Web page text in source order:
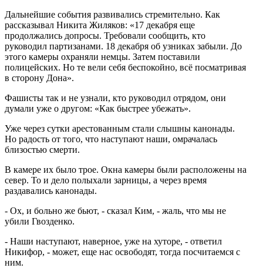
Дальнейшие события развивались стремительно. Как
рассказывал Никита Жиляков: «17 декабря еще
продолжались допросы. Требовали сообщить, кто
руководил партизанами. 18 декабря об узниках забыли. До
этого камеры охраняли немцы. Затем поставили
полицейских. Но те вели себя беспокойно, всё посматривая
в сторону Дона».
Фашисты так и не узнали, кто руководил отрядом, они
думали уже о другом: «Как быстрее убежать».
Уже через сутки арестованным стали слышны канонады.
Но радость от того, что наступают наши, омрачалась
близостью смерти.
В камере их было трое. Окна камеры были расположены на
север. То и дело полыхали зарницы, а через время
раздавались канонады.
- Ох, и больно же бьют, - сказал Ким, - жаль, что мы не
убили Гвозденко.
- Наши наступают, наверное, уже на хуторе, - ответил
Никифор, - может, еще нас освободят, тогда посчитаемся с
ним.